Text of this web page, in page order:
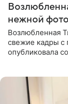
нежной
Возлюбленная
свежие кадры с
опубликовала